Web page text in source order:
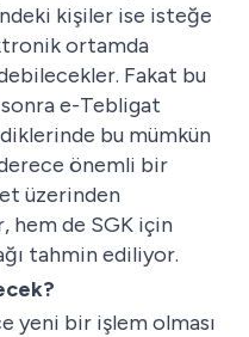
kişiler ise isteğe
ortamda
Fakat bu
e-Tebligat
bu mümkün
önemli bir
üzerinden
hem de SGK için
tahmin ediliyor.
yeni bir işlem olması